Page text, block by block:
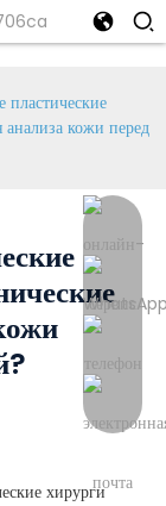
анализа кожи перед
хирурги